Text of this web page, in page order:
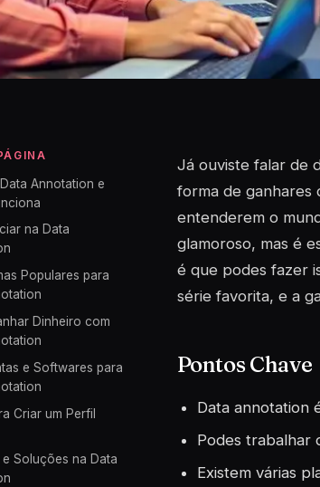
Annotation e
na Data
Populares para
Dinheiro com
e Softwares para
Criar um Perfil
e Soluções na Data
Já ouviste falar de
forma de ganhares
entenderem o
glamoroso, mas é
é que podes fazer
série favorita, e a
Pontos Chave
Data annotation
Podes trabalhar
Existem várias